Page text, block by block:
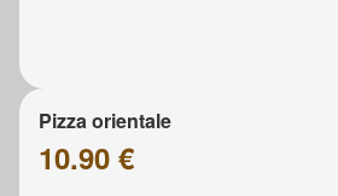
Pizza orientale
10.90 €